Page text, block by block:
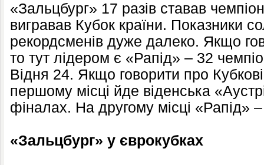
«Зальцбург» 17 разів ставав
вигравав Кубок країни. Показники
рекордсменів дуже далеко. Якщо
то тут лідером є «Рапід» – 32
Відня 24. Якщо говорити про
першому місці йде віденська
фіналах. На другому місці «Рапід» –
«Зальцбург» у єврокубках